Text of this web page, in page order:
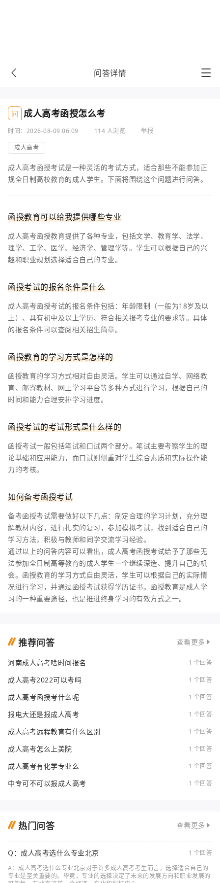
问答详情
问 成人高考函授怎么考
时间：2026-08-09 06:09 114 人浏览
举报
成人高考
成人高考函授考试是一种灵活的考试方式，适合那些不能参加正
规全日制高校教育的成人学生。下面将围绕这个问题进行问答。
函授教育可以给我提供哪些专业
成人高考函授教育提供了各种专业，包括文学、教育学、法学、
理学、工学、医学、经济学、管理学等。学生可以根据自己的兴
趣和职业规划选择适合自己的专业。
函授考试的报名条件是什么
成人高考函授考试的报名条件包括：年龄限制（一般为18岁及以
上）、具有初中及以上学历、符合相关报考专业的要求等。具体
的报名条件可以查阅相关招生简章。
函授教育的学习方式是怎样的
函授教育的学习方式相对自由灵活。学生可以通过自学、网络教
育、邮寄教材、网上学习平台等多种方式进行学习，根据自己的
时间和能力合理安排学习进度。
函授考试的考试形式是什么样的
函授考试一般包括笔试和口试两个部分。笔试主要考察学生的理
论基础和应用能力，而口试则侧重对学生综合素质和实际操作能
力的考核。
如何备考函授考试
备考函授考试需要做好以下几点：制定合理的学习计划，充分理
解教材内容，进行扎实的复习，参加模拟考试，找到适合自己的
学习方法，积极与教师和同学交流学习经验。
通过以上的问答内容可以看出，成人高考函授考试给予了那些无
法参加全日制高等教育的成人学生一个继续深造、提升自己的机
会。函授教育的学习方式自由灵活，学生可以根据自己的实际情
况进行学习，并通过函授考试获得学历证书。函授教育是成人学
习的一种重要途径，也是推进终身学习的有效方式之一。
推荐问答 查看更多
河南成人高考啥时间报名 1 个回答
成人高考2022可以考吗 1 个回答
成人高考函授考什么呢 1 个回答
报电大还是报成人高考 1 个回答
成人高考远程教育有什么区别 1 个回答
成人高考怎么上美院 1 个回答
成人高考有化学专业么 1 个回答
中专可不可以报成人高考 1 个回答
热门问答 查看更多
Q：成人高考选什么专业北京
1 个回答
A：成人高考选什么专业北京对于许多成人高考考生而言，选择适合自己的
专业是至关重要的。毕竟，专业的选择决定了未来的发展方向和职业发展的